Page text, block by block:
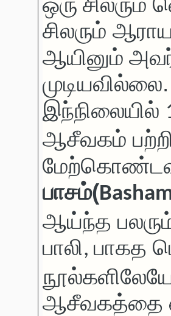
சிலரும்
ஆயினும்
முடியவில்லை.
இந்நிலையில்
ஆசீவகம்
பாசம்(
ஆய்ந்த
பாலி, பாகத
ஆசீவகத்தை